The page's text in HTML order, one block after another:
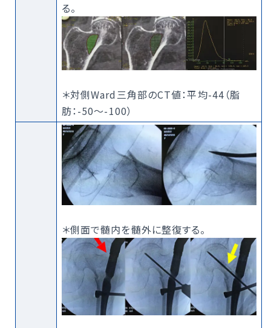
る。
＊対側Ward三角部のCT値：平均-44（脂
肪：-50～-100）
＊側面で髄内を髄外に整復する。